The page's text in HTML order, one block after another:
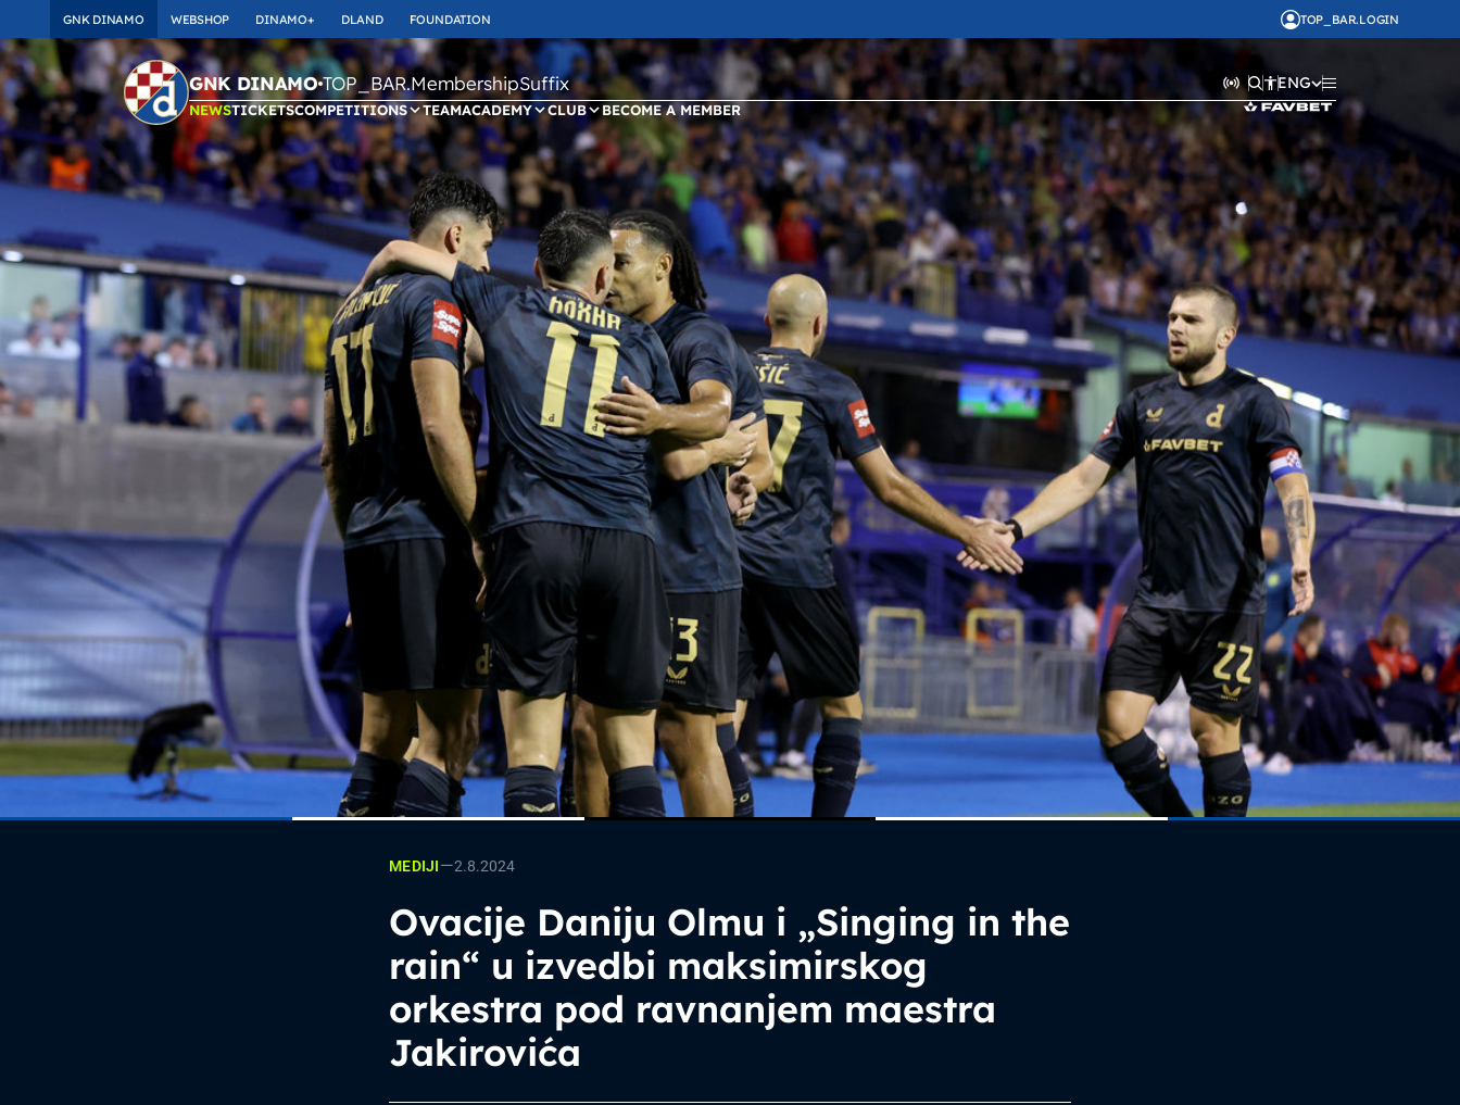
GNK DINAMO WEBSHOP DINAMO+ DLAND FOUNDATION TOP_BAR.LOGIN
GNK DINAMOTOP_BAR.MembershipSuffix ENG
NEWSTICKETSCOMPETITIONS TEAMACADEMY CLUB BECOME A MEMBER
MEDIJI—2.8.2024
Ovacije Daniju Olmu i „Singing in the
rain“ u izvedbi maksimirskog
orkestra pod ravnanjem maestra
Jakirovića